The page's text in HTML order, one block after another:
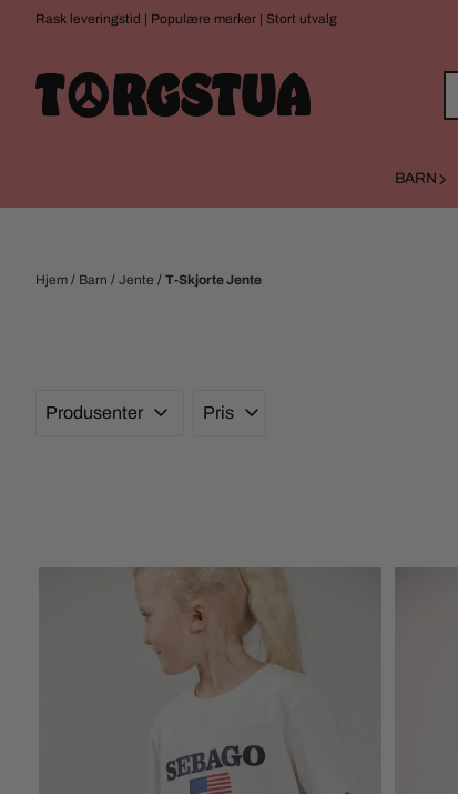
Hopp til innhold
Rask leveringstid | Populære merker | Stort utvalg
BARN
Hjem / Barn / Jente / T-Skjorte Jente
Produsenter Pris